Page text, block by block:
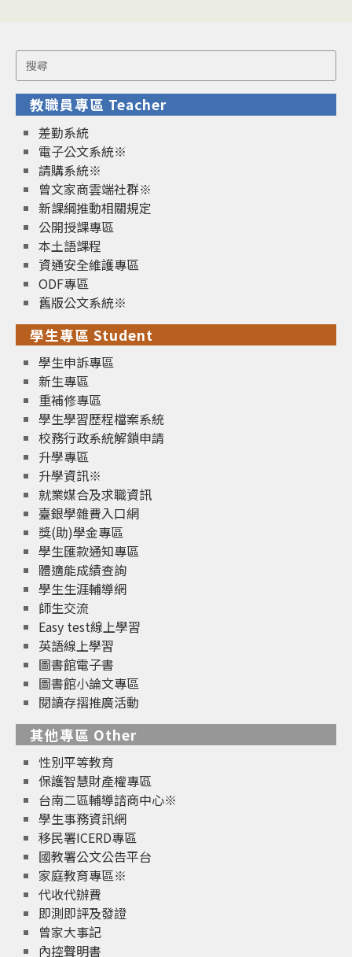
Search
for:
教職員專區 Teacher
差勤系統
電子公文系統※
請購系統※
曾文家商雲端社群※
新課綱推動相關規定
公開授課專區
本土語課程
資通安全維護專區
ODF專區
舊版公文系統※
學生專區 Student
學生申訴專區
新生專區
重補修專區
學生學習歷程檔案系統
校務行政系統解鎖申請
升學專區
升學資訊※
就業媒合及求職資訊
臺銀學雜費入口網
獎(助)學金專區
學生匯款通知專區
體適能成績查詢
學生生涯輔導網
師生交流
Easy test線上學習
英語線上學習
圖書館電子書
圖書館小論文專區
閱讀存摺推廣活動
其他專區 Other
性別平等教育
保護智慧財產權專區
台南二區輔導諮商中心※
學生事務資訊網
移民署ICERD專區
國教署公文公告平台
家庭教育專區※
代收代辦費
即測即評及發證
曾家大事記
內控聲明書